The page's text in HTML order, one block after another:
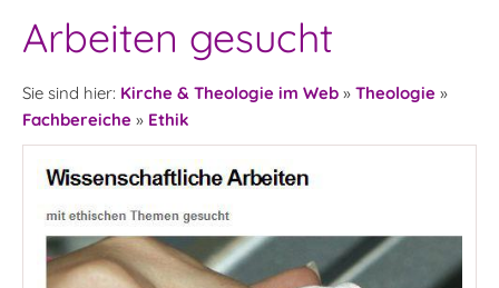
Arbeiten gesucht
Sie sind hier: Kirche & Theologie im Web » Theologie »
Fachbereiche » Ethik